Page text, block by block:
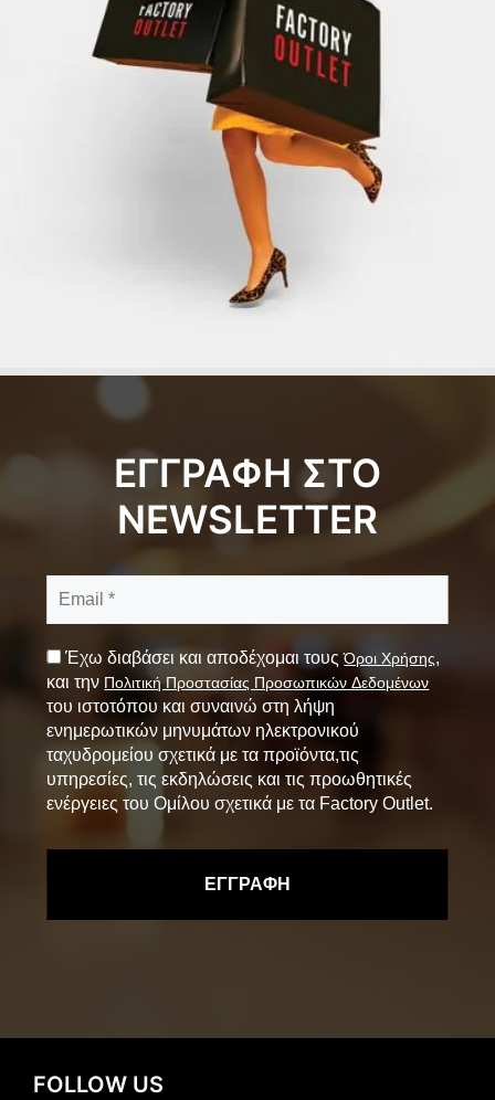
ΕΓΓΡΑΦΗ ΣΤΟ
NEWSLETTER
Έχω διαβάσει και αποδέχομαι τουςΌροι Χρήσης,
και την Πολιτική Προστασίας Προσωπικών Δεδομένων
του ιστοτόπου και συναινώ στη λήψη
ενημερωτικών μηνυμάτων ηλεκτρονικού
ταχυδρομείου σχετικά με τα προϊόντα,τις
υπηρεσίες, τις εκδηλώσεις και τις προωθητικές
ενέργειες του Ομίλου σχετικά με τα Factory Outlet.
FOLLOW US